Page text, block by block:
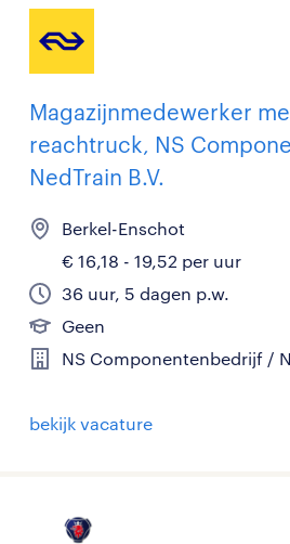
Magazijnmedewerker
reachtruck, NS
NedTrain B.V.
Berkel-Enschot
€ 16,18 - 19,52 per uur
36 uur, 5 dagen p.w.
Geen
NS Componentenbedrijf /
bekijk vacature